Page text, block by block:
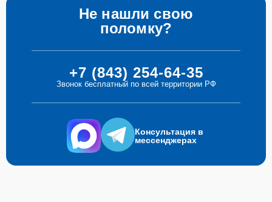
Не нашли свою
поломку?
+7 (843) 254-64-35
Звонок бесплатный по всей территории РФ
Консультация в
мессенджерах